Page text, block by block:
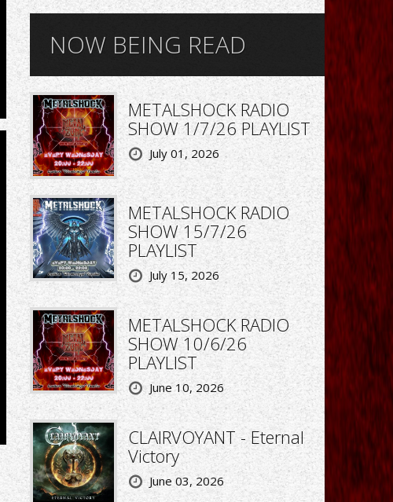
NOW BEING READ
METALSHOCK RADIO
SHOW 1/7/26 PLAYLIST
July 01, 2026
METALSHOCK RADIO
SHOW 15/7/26
PLAYLIST
July 15, 2026
METALSHOCK RADIO
SHOW 10/6/26
PLAYLIST
June 10, 2026
CLAIRVOYANT - Eternal
Victory
June 03, 2026